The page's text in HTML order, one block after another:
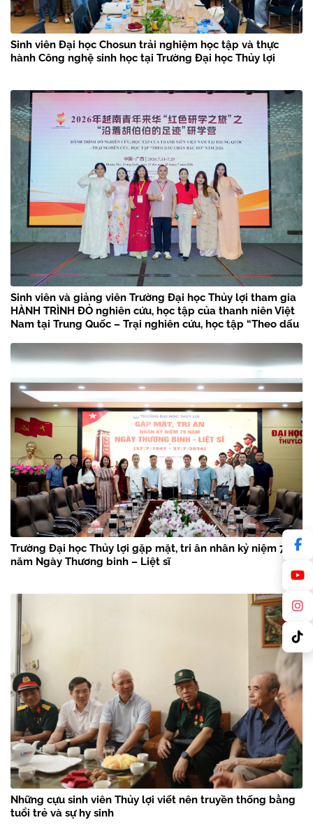
Sinh viên Đại học Chosun trải nghiệm học tập và thực
hành Công nghệ sinh học tại Trường Đại học Thủy lợi
Sinh viên và giảng viên Trường Đại học Thủy lợi tham gia
HÀNH TRÌNH ĐỎ nghiên cứu, học tập của thanh niên Việt
Nam tại Trung Quốc – Trại nghiên cứu, học tập “Theo dấu
Trường Đại học Thủy lợi gặp mặt, tri ân nhân kỷ niệm 79
năm Ngày Thương binh – Liệt sĩ
Những cựu sinh viên Thủy lợi viết nên truyền thống bằng
tuổi trẻ và sự hy sinh